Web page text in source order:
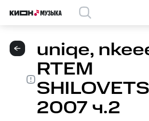
uniqe,
RTEM
2007 ч.2